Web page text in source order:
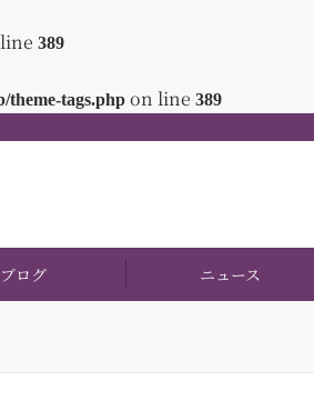
389
theme-tags.php on line 389
ブログ ニュース